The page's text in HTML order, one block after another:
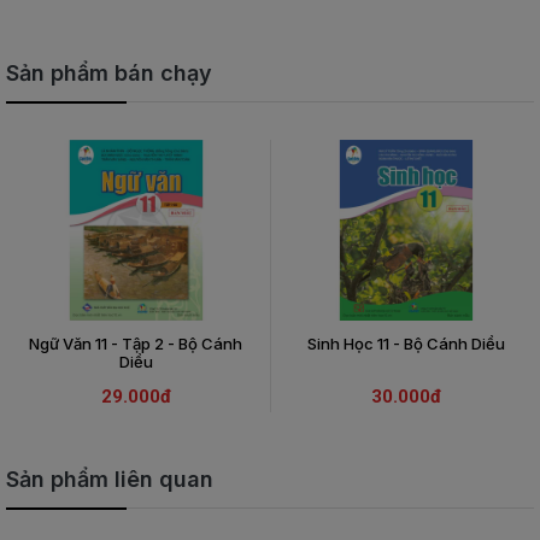
Sản phẩm bán chạy
Ngữ Văn 11 - Tập 2 - Bộ Cánh
Diều
29.000đ
Sinh Học 11 - Bộ Cánh Diều
30.000đ
Sản phẩm liên quan